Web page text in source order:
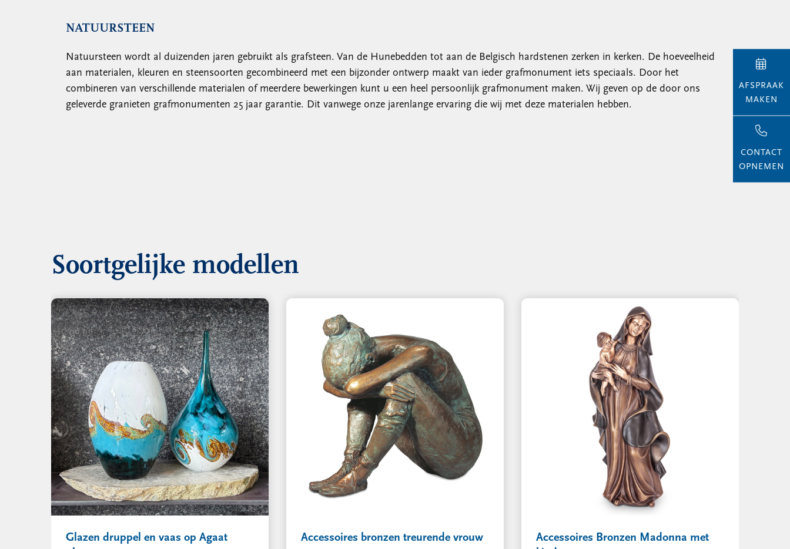
NATUURSTEEN
Natuursteen wordt al duizenden jaren gebruikt als grafsteen. Van de Hunebedden tot aan de Belgisch hardstenen zerken in kerken. De hoeveelheid
aan materialen, kleuren en steensoorten gecombineerd met een bijzonder ontwerp maakt van ieder grafmonument iets speciaals. Door het
combineren van verschillende materialen of meerdere bewerkingen kunt u een heel persoonlijk grafmonument maken. Wij geven op de door ons
geleverde granieten grafmonumenten 25 jaar garantie. Dit vanwege onze jarenlange ervaring die wij met deze materialen hebben.
Soortgelijke modellen
Glazen druppel en vaas op Agaat
Accessoires bronzen treurende vrouw
Accessoires Bronzen Madonna met
AFSPRAAK
MAKEN
CONTACT
OPNEMEN